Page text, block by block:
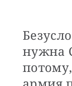
нужна